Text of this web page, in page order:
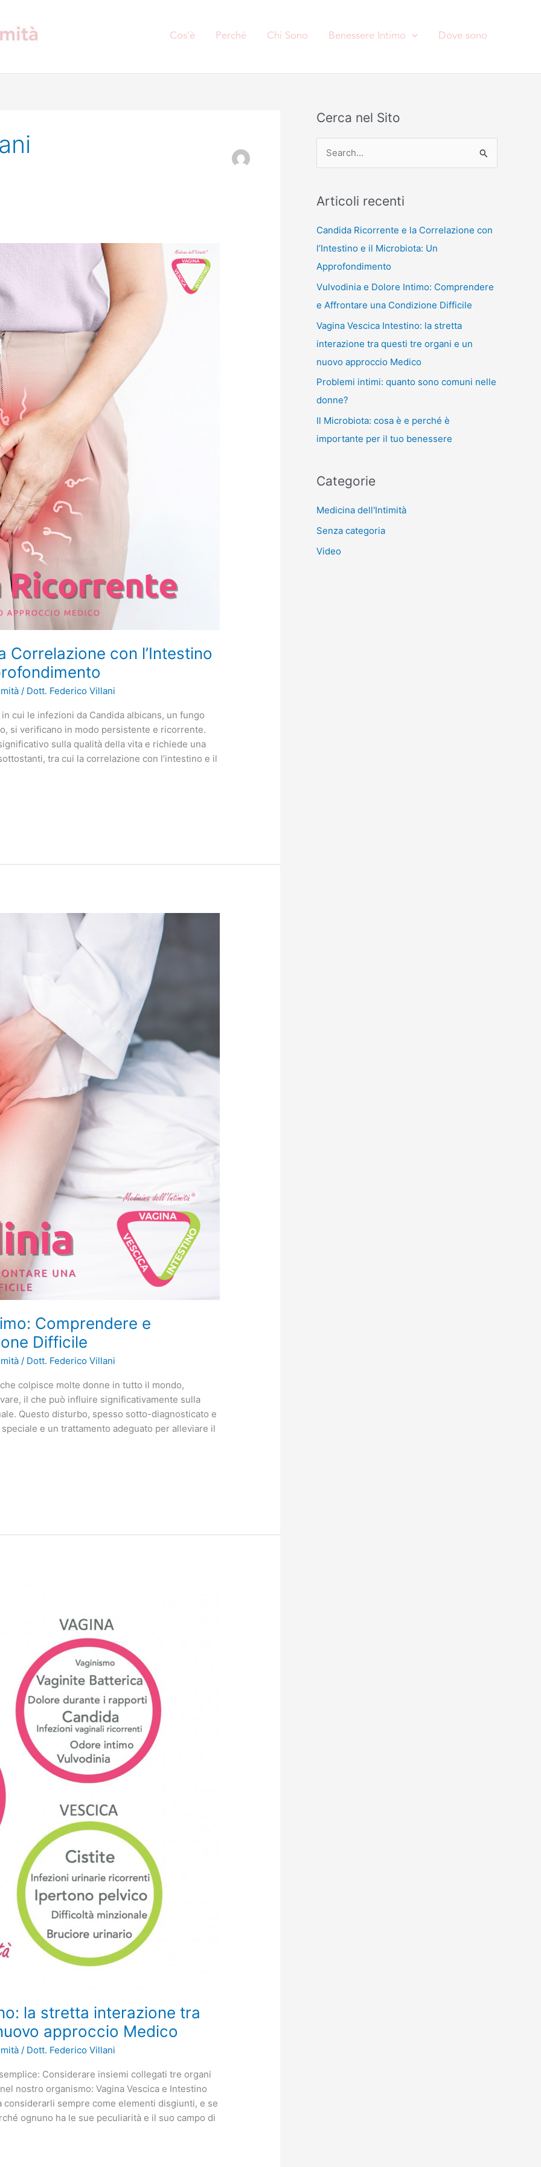
Cos’è Perché Chi Sono Benessere Intimo Dove sono
Correlazione con l’Intestino
/ Dott. Federico Villani
cui le infezioni da Candida albicans, un fungo
si verificano in modo persistente e ricorrente.
sulla qualità della vita e richiede una
tra cui la correlazione con l’intestino e il
Comprendere e
Difficile
/ Dott. Federico Villani
colpisce molte donne in tutto il mondo,
il che può influire significativamente sulla
Questo disturbo, spesso sotto-diagnosticato e
e un trattamento adeguato per alleviare il
la stretta interazione tra
approccio Medico
/ Dott. Federico Villani
Considerare insiemi collegati tre organi
nostro organismo: Vagina Vescica e Intestino
considerarli sempre come elementi disgiunti, e se
ognuno ha le sue peculiarità e il suo campo di
Cerca nel Sito
c
a
:
Articoli recenti
Candida Ricorrente e la Correlazione con
l’Intestino e il Microbiota: Un
Approfondimento
Vulvodinia e Dolore Intimo: Comprendere
e Affrontare una Condizione Difficile
Vagina Vescica Intestino: la stretta
interazione tra questi tre organi e un
nuovo approccio Medico
Problemi intimi: quanto sono comuni nelle
donne?
Il Microbiota: cosa è e perché è
importante per il tuo benessere
Categorie
Medicina dell'Intimità
Senza categoria
Video